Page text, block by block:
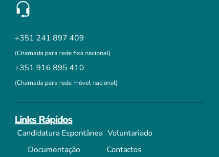
+351 241 897 409
(Chamada para rede fixa nacional)
+351 916 895 410
(Chamada para rede móvel nacional)
Links Rápidos
Candidatura Espontânea Voluntariado
Documentação
Contactos